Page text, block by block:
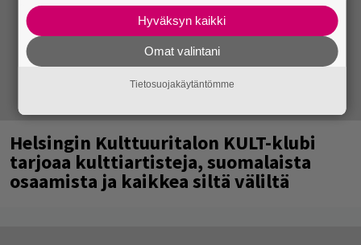
Helsingin Kulttuuritalon KULT-klubi
tarjoaa kulttiartisteja, suomalaista
osaamista ja kaikkea siltä väliltä
Hyväksyn kaikki
Omat valintani
Tietosuojakäytäntömme